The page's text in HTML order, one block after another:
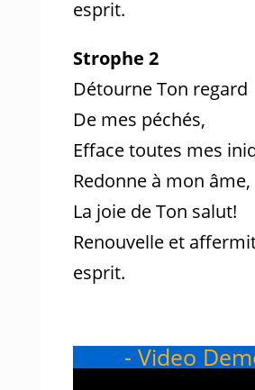
esprit.
Strophe 2
Détourne Ton regard
De mes péchés,
Efface toutes mes
Redonne à mon âme,
La joie de Ton salut!
Renouvelle et
esprit.
- Video